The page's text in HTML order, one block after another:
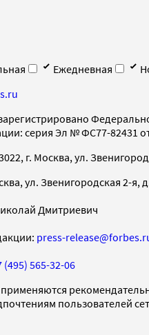
Ежедневная
серия Эл № ФС77-82431
г. Москва, ул.
ул. Звенигородская 2-я,
Дмитриевич
press-
(495) 565-32-06
пользователей